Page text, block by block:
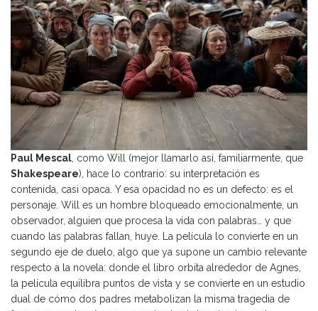
Paul Mescal , como Will (mejor llamarlo así, familiarmente, que
Shakespeare), hace lo contrario: su interpretación es
contenida, casi opaca. Y esa opacidad no es un defecto: es el
personaje. Will es un hombre bloqueado emocionalmente, un
observador, alguien que procesa la vida con palabras… y que
cuando las palabras fallan, huye. La película lo convierte en un
segundo eje de duelo, algo que ya supone un cambio relevante
respecto a la novela: donde el libro orbita alrededor de Agnes,
la película equilibra puntos de vista y se convierte en un estudio
dual de cómo dos padres metabolizan la misma tragedia de